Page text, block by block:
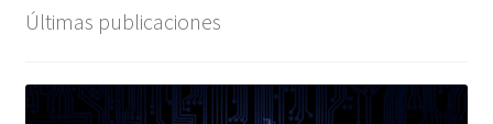
Últimas publicaciones